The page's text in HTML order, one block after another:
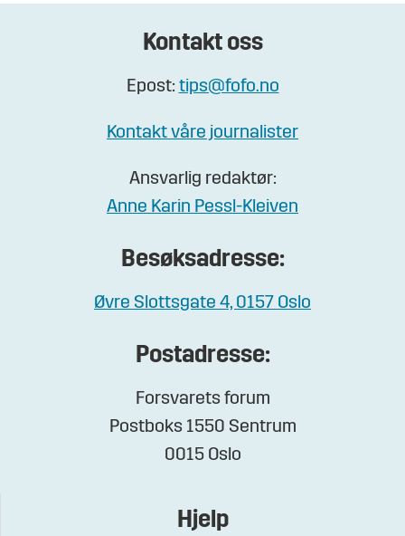
Kontakt oss
Epost: tips@fofo.no
Kontakt våre journalister
Ansvarlig redaktør:
Anne Karin Pessl-Kleiven
Besøksadresse:
Øvre Slottsgate 4, 0157 Oslo
Postadresse:
Forsvarets forum
Postboks 1550 Sentrum
0015 Oslo
Hjelp